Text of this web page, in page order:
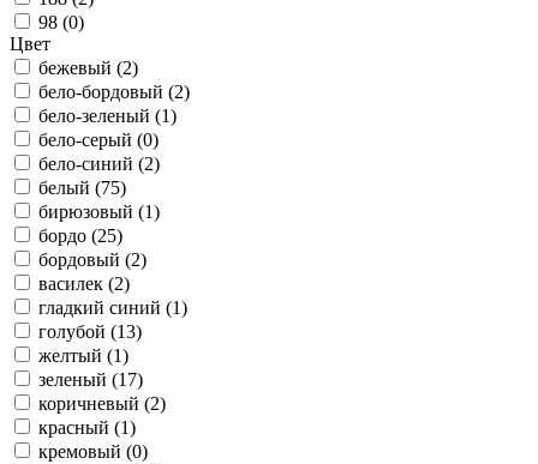
98 (0)
Цвет
бежевый (2)
бело-бордовый (2)
бело-зеленый (1)
бело-серый (0)
бело-синий (2)
белый (75)
бирюзовый (1)
бордо (25)
бордовый (2)
василек (2)
гладкий синий (1)
голубой (13)
желтый (1)
зеленый (17)
коричневый (2)
красный (1)
кремовый (0)